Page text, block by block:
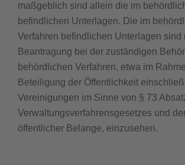
maßgeblich sind allein die im
befindlichen Unterlagen. Die im
Verfahren befindlichen Unterlagen sind
Beantragung bei der zuständigen
behördlichen Verfahren, etwa im
Beteiligung der Öffentlichkeit
Vereinigungen im Sinne von § 73
Verwaltungsverfahrensgesetzes und
öffentlicher Belange, einzusehen.